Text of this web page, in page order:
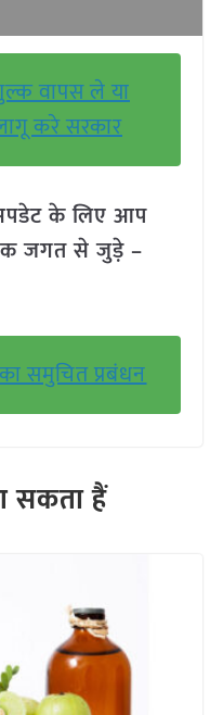
वापस ले या
करे सरकार
के लिए आप
जगत से जुड़े –
समुचित प्रबंधन
सकता हैं